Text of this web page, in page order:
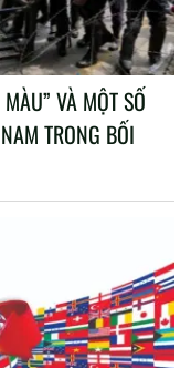
VÀ MỘT SỐ
TRONG BỐI